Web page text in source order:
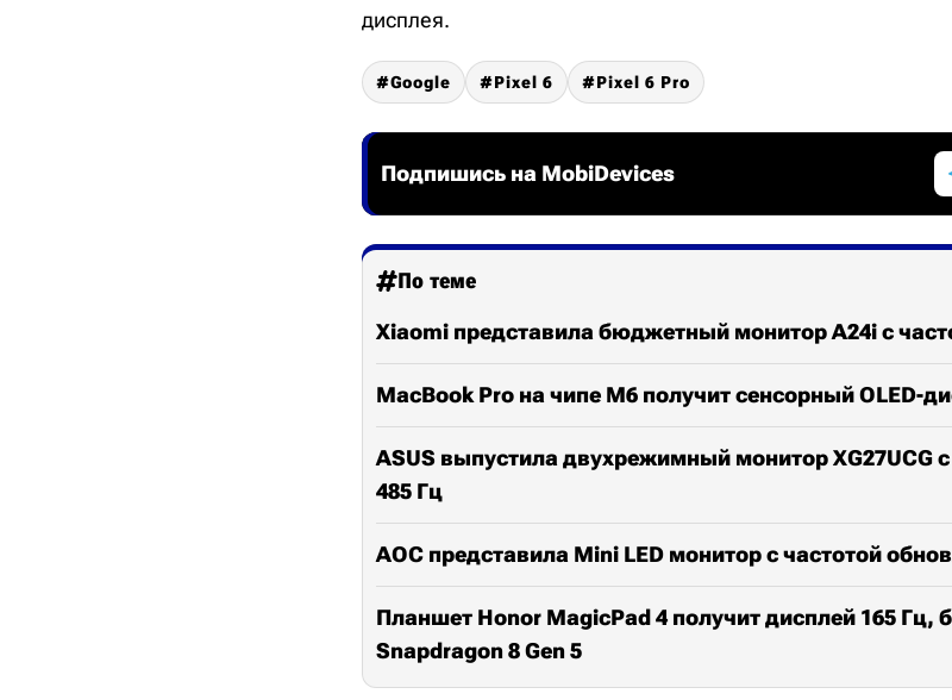
дисплея.
Google Pixel 6 Pixel 6 Pro
Подпишись на MobiDevices
По теме
Xiaomi представила бюджетный монитор A24i с
MacBook Pro на чипе M6 получит сенсорный OLED-
ASUS выпустила двухрежимный монитор XG27UCG
485 Гц
AOC представила Mini LED монитор с частотой
Планшет Honor MagicPad 4 получит дисплей 165 Гц,
Snapdragon 8 Gen 5